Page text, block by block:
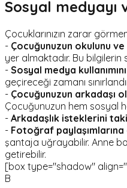
Sosyal medyayı
Çocuklarınızın zarar
- Çocuğunuzun okulunu
yer almaktadır. Bu
- Sosyal medya kullanımını
geçireceği zamanı
- Çocuğunuzun arkadaşı
Çocuğunuzun hem sosyal
- Arkadaşlık isteklerini
- Fotoğraf
şantaja uğrayabilir. Anne
getirebilir.
[box type="shadow"
B